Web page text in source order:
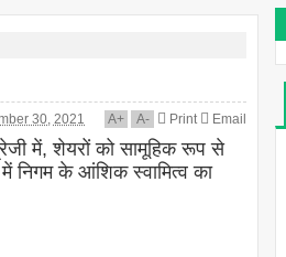
30, 2021 A+ A- Print Email
में, शेयरों को सामूहिक रूप से
निगम के आंशिक स्वामित्व का